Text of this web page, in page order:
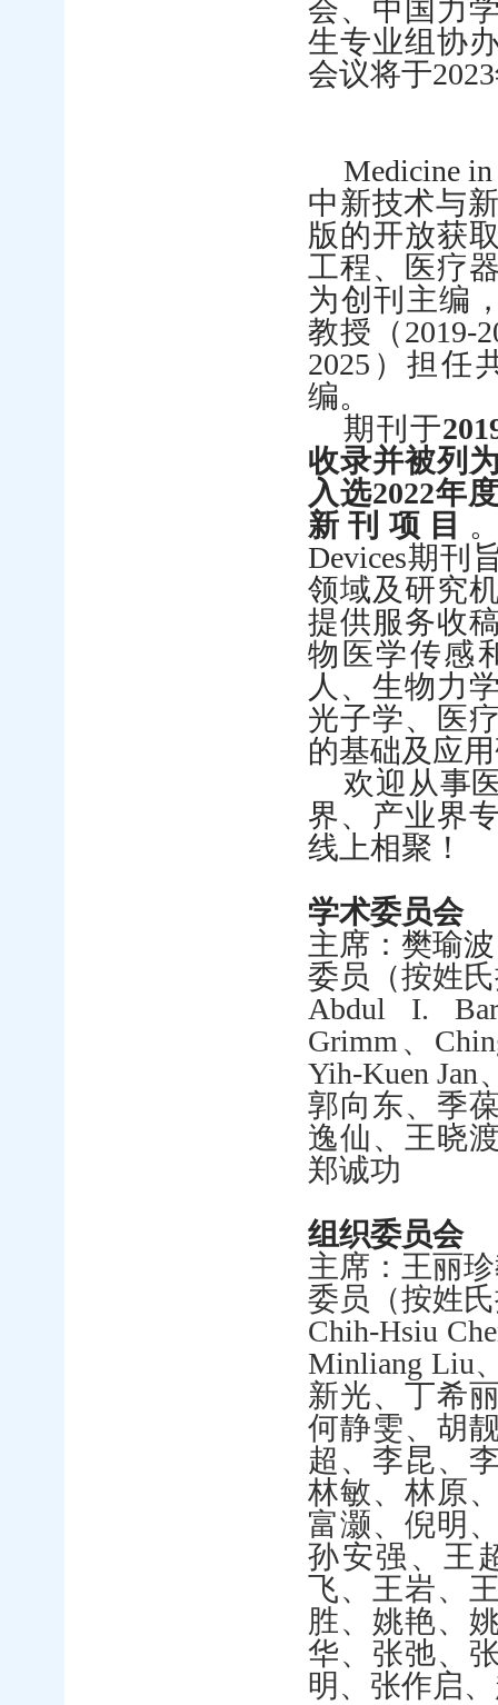
会、中国力
生专业组协
会议将于2023
Medicine in
中新技术与
版的开放获
工程、医疗
为创刊主编
教授（2019-
2025 ）担任
编。
期刊于
收录并被列
入选2022年
新刊项目
Devices期刊
领域及研究
提供服务收
物医学传感
人、生物力
光子学、医
的基础及应
欢迎从事
界、产业界
线上相聚！
学术委员会
主席：樊瑜
委员（按姓
Abdul I.
Grimm、
Yih-Kuen Jan
郭向东、季
逸仙、王晓
郑诚功
组织委员会
主席：王丽
委员（按姓
Chih-Hsiu
Minliang Liu
新光、丁希
何静雯、胡
超、李昆、
林敏、林原
富灏、倪明
孙安强、王
飞、王岩、
胜、姚艳、
华、张弛、
明、张作启